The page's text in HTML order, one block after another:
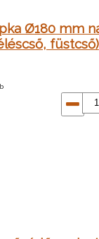
Ø180 mm
füstcső)